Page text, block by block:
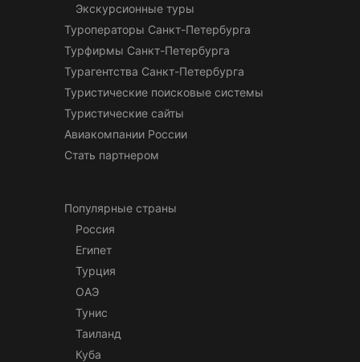
Экскурсионные туры
Туроператоры Санкт-Петербурга
Турфирмы Санкт-Петербурга
Турагентства Санкт-Петербурга
Туристические поисковые системы
Туристические сайты
Авиакомпании России
Стать партнером
Популярные страны
Россия
Египет
Турция
ОАЭ
Тунис
Таиланд
Куба